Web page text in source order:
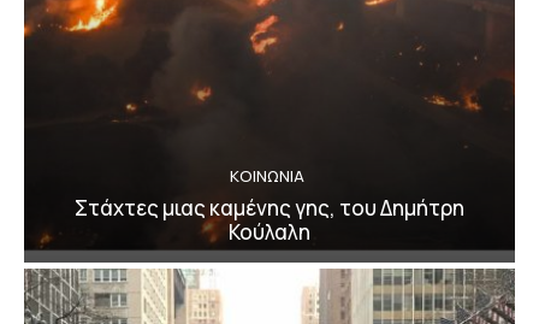
ΚΟΙΝΩΝΙΑ
Στάχτες μιας καμένης γης, του Δημήτρη
Κούλαλη